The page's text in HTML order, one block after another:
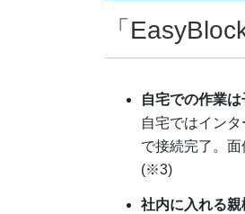
「
自宅での作業
自宅ではイン
で接続完了。
(※3)
社内に入れる